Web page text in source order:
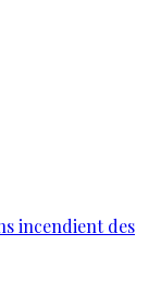
incendient des